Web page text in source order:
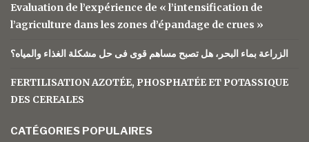
Evaluation de l’expérience de « l’intensification de
l’agriculture dans les zones d’épandage de crues »
الزراعة بماء البحر، هل تصبح مساهم قوى فى حل مشكلة الغذاء والمياه؟
FERTILISATION AZOTÉE, PHOSPHATÉE ET POTASSIQUE
DES CEREALES
CATÉGORIES POPULAIRES